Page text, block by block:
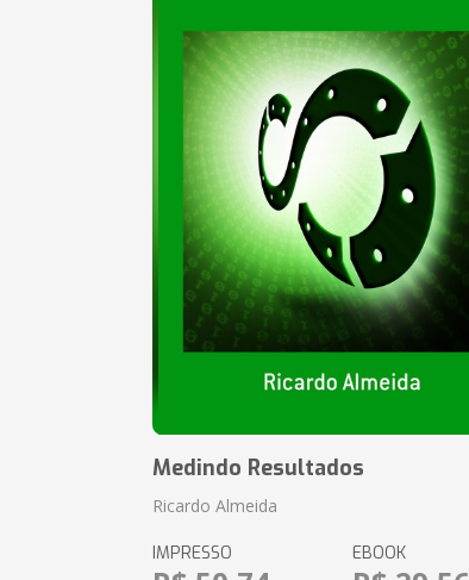
Medindo Resultados
Ricardo Almeida
IMPRESSO EBOOK